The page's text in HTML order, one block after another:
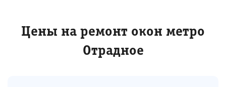
Цены на ремонт окон метро
Отрадное